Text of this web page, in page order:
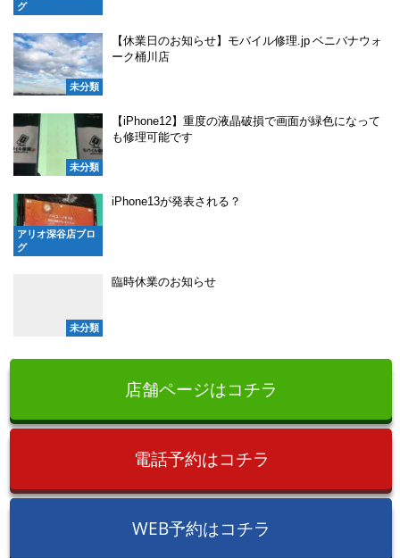
グ
未分類
【休業日のお知らせ】モバイル修理.jp ベニバナウォ
ーク桶川店
未分類
【iPhone12】重度の液晶破損で画面が緑色になって
も修理可能です
アリオ深谷店ブロ
グ
iPhone13が発表される？
未分類
臨時休業のお知らせ
店舗ページはコチラ
電話予約はコチラ
WEB予約はコチラ